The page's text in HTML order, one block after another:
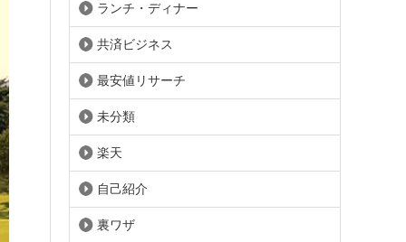
ランチ・ディナー
共済ビジネス
最安値リサーチ
未分類
楽天
自己紹介
裏ワザ